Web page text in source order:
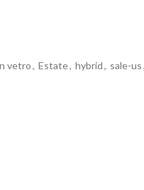
vetro, Estate, hybrid, sale-us,